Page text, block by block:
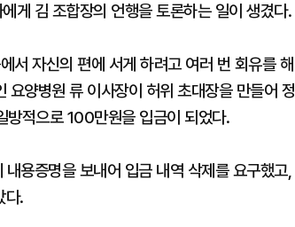
게 김 조합장의 언행을 토론하는 일이 생겼다.
서 자신의 편에 서게 하려고 여러 번 회유를 해
양병원 류 이사장이 허위 초대장을 만들어 정
적으로 100만원을 입금이 되었다.
용증명을 보내어 입금 내역 삭제를 요구했고,
다.